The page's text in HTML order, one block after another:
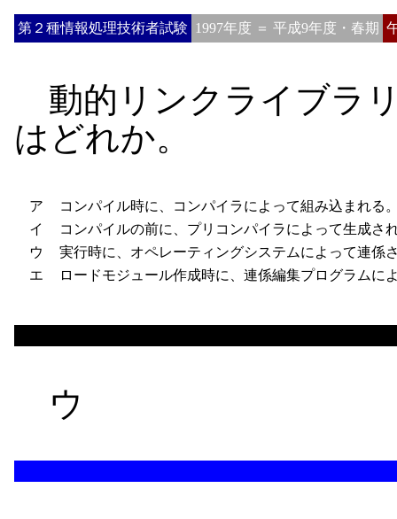
第２種情報処理技術者試験 1997年度 ＝ 平成9年度・春期
動的リンクライブラ
はどれか。
ア
コンパイル時に、コンパイラによって組み込まれる
イ
コンパイルの前に、プリコンパイラによって生成さ
ウ
実行時に、オペレーティングシステムによって連係
エ
ロードモジュール作成時に、連係編集プログラムに
ウ